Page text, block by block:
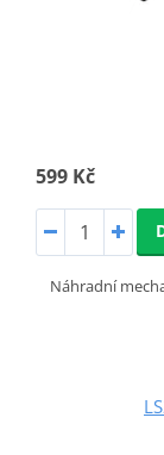
599 Kč
Náhradní